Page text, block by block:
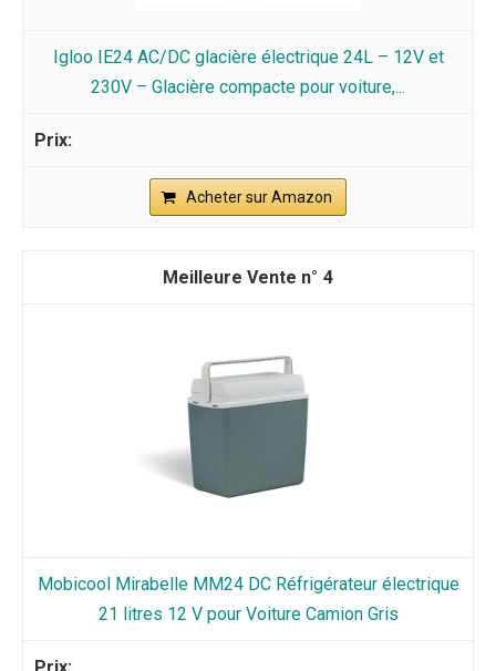
Igloo IE24 AC/DC glacière électrique 24L – 12V et
230V – Glacière compacte pour voiture,...
Acheter sur Amazon
4
Mobicool Mirabelle MM24 DC Réfrigérateur électrique
21 litres 12 V pour Voiture Camion Gris